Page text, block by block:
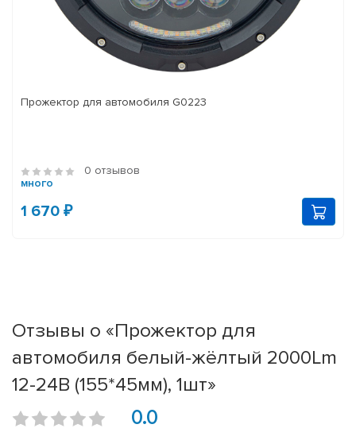
Прожектор для автомобиля G0223
0 отзывов
много
1 670 ₽
Отзывы о «Прожектор для
автомобиля белый-жёлтый 2000Lm
12-24В (155*45мм), 1шт»
0.0